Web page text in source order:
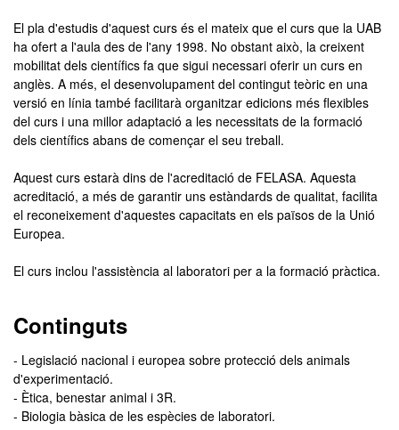
El pla d'estudis d'aquest curs és el mateix que el curs que la UAB
ha ofert a l'aula des de l'any 1998. No obstant això, la creixent
mobilitat dels científics fa que sigui necessari oferir un curs en
anglès. A més, el desenvolupament del contingut teòric en una
versió en línia també facilitarà organitzar edicions més flexibles
del curs i una millor adaptació a les necessitats de la formació
dels científics abans de començar el seu treball.
Aquest curs estarà dins de l'acreditació de FELASA. Aquesta
acreditació, a més de garantir uns estàndards de qualitat, facilita
el reconeixement d'aquestes capacitats en els països de la Unió
Europea.
El curs inclou l'assistència al laboratori per a la formació pràctica.
Continguts
- Legislació nacional i europea sobre protecció dels animals
d'experimentació.
- Ètica, benestar animal i 3R.
- Biologia bàsica de les espècies de laboratori.